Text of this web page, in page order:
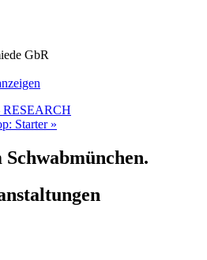
GbR
RESEARCH
Starter »